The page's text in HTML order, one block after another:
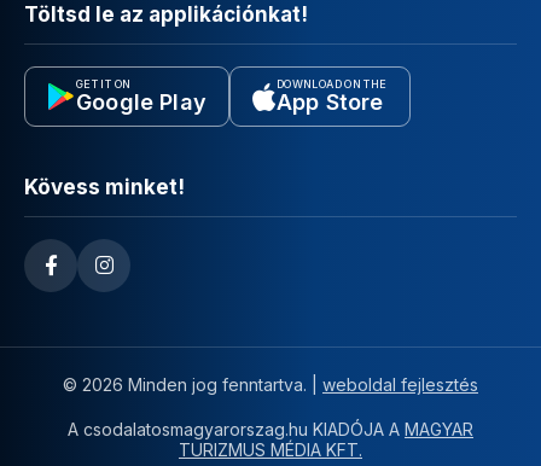
Töltsd le az applikációnkat!
GET IT ON
Google Play
DOWNLOAD ON THE
App Store
Kövess minket!
© 2026 Minden jog fenntartva. | weboldal fejlesztés
A csodalatosmagyarorszag.hu KIADÓJA A MAGYAR
TURIZMUS MÉDIA KFT.